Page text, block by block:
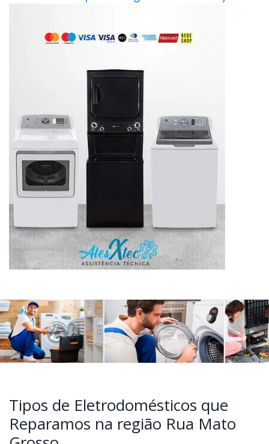
Tipos de Eletrodomésticos que
Reparamos na região Rua Mato